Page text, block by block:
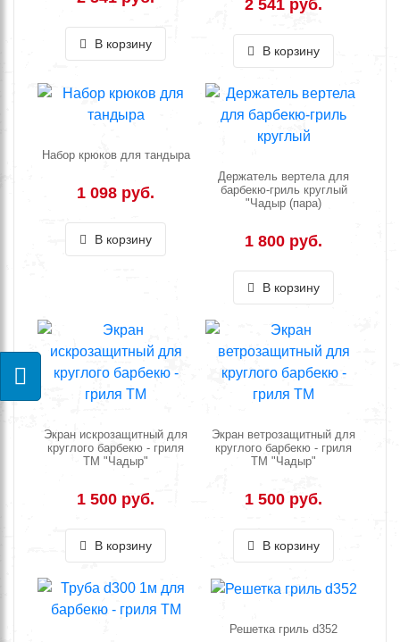
В корзину
2 541 руб.
В корзину
Набор крюков для тандыра
1 098 руб.
В корзину
Держатель вертела для
барбекю-гриль круглый
"Чадыр (пара)
1 800 руб.
В корзину
Экран искрозащитный для
круглого барбекю - гриля
ТМ "Чадыр"
1 500 руб.
В корзину
Экран ветрозащитный для
круглого барбекю - гриля
ТМ "Чадыр"
1 500 руб.
В корзину
Решетка гриль d352